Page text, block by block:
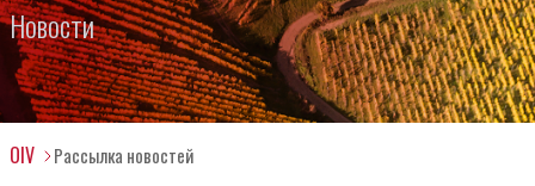
Новости
OIV Рассылка новостей